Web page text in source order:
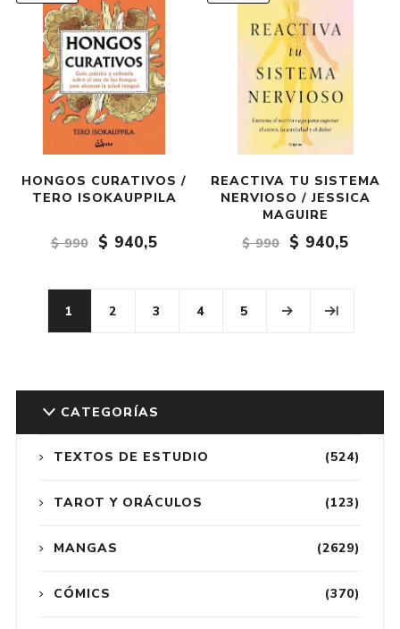
HONGOS CURATIVOS /
TERO ISOKAUPPILA
$ 990 $ 940,5
REACTIVA TU SISTEMA
NERVIOSO / JESSICA
MAGUIRE
$ 990
$ 940,5
1 2 3 4 5
CATEGORÍAS
(524)
TEXTOS DE ESTUDIO
(123)
TAROT Y ORÁCULOS
(2629)
MANGAS
(370)
CÓMICS